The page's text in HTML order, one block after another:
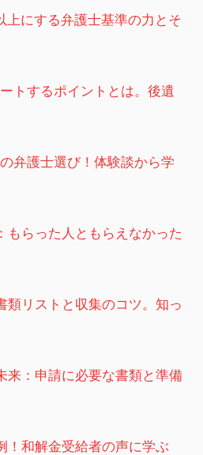
上にする弁護士基準の力とそ
トするポイントとは。後遺
弁護士選び！体験談から学
もらった人ともらえなかった
類リストと収集のコツ。知っ
来：申請に必要な書類と準備
！和解金受給者の声に学ぶ